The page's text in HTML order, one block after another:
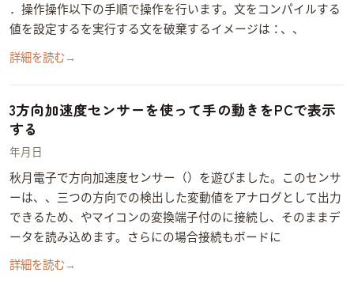
3．SQL操作 3.1. INSERT操作 以下の手順で操作を行います。 SQL文をコンパイルする(sqlite3_prepare)
値を設定する(sqlite3_bind) SQLを実行する(sqlite3_step) SQL文を破棄する(sqlite3_finalize) イメージは： UPDATE、DELETE、…
詳細を読む →
3方向加速度センサーを使って手の動きをPCで表示
する
2014年6月3日
秋月電子で3方向加速度センサー（Kionix KXR94-2050）を遊びました。このセンサ
ーはX、Y、Z三つの方向での検出した変動値をアナログとして出力
できるため、ArduinoやAVRマイコンのAD変換端子付のPINに接続し、そのままデ
ータを読み込めます。さらにArduinoの場合COM接続もArduinoボードに…
詳細を読む →